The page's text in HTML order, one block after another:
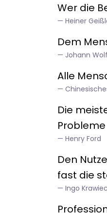
Wer die
Heiner
Dem
Johann
Alle
Die
Henry Ford
Den
fast die
Ingo Krawiec